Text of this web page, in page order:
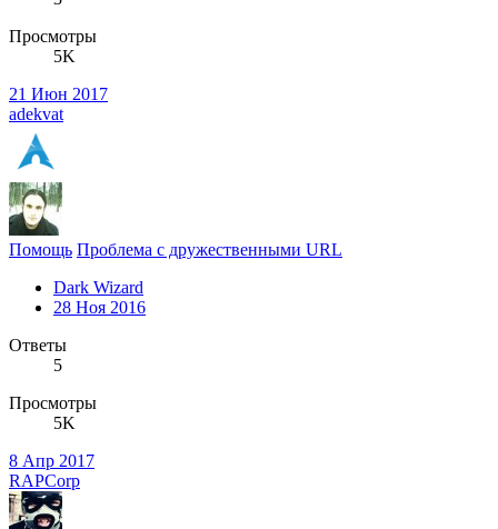
Просмотры
5K
21 Июн 2017
adekvat
Помощь Проблема с дружественными URL
Dark Wizard
28 Ноя 2016
Ответы
5
Просмотры
5K
8 Апр 2017
RAPCorp